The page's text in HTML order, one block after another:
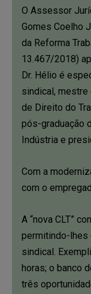
O Assessor
Gomes Coelho
da Reforma
13.467/2018)
Dr. Hélio é
sindical,
de Direito do
pós-graduação
Indústria e
Com a
com o
A “nova CLT”
permitindo-lhes
sindical.
horas; o banco
três